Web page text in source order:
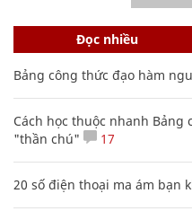
Đọc nhiều
Bảng công thức đạo hàm
Cách học thuộc nhanh
"thần chú"
17
20 số điện thoại ma ám bạn